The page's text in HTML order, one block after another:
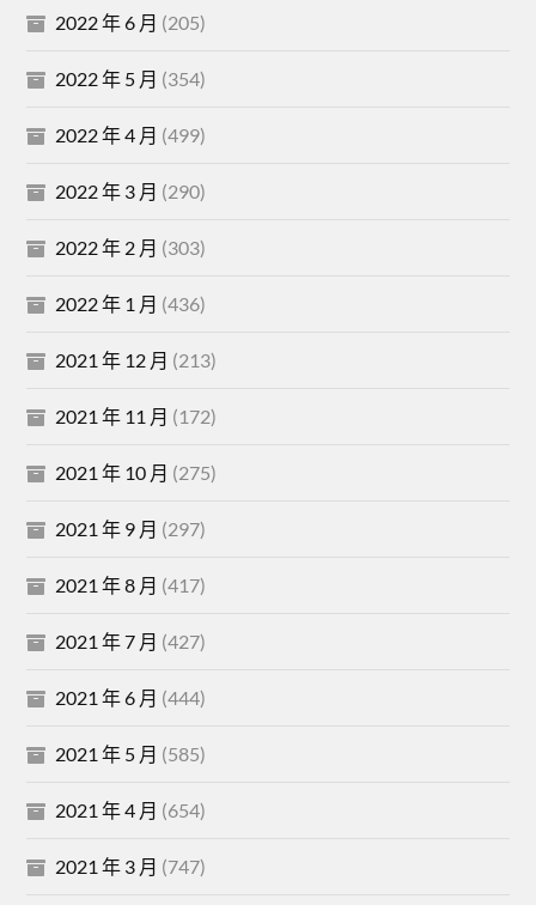
2022 年 6 月 (205)
2022 年 5 月 (354)
2022 年 4 月 (499)
2022 年 3 月 (290)
2022 年 2 月 (303)
2022 年 1 月 (436)
2021 年 12 月 (213)
2021 年 11 月 (172)
2021 年 10 月 (275)
2021 年 9 月 (297)
2021 年 8 月 (417)
2021 年 7 月 (427)
2021 年 6 月 (444)
2021 年 5 月 (585)
2021 年 4 月 (654)
2021 年 3 月 (747)